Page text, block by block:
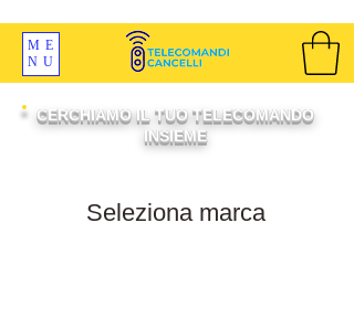
ME
NU
CERCHIAMO IL TUO TELECOMANDO
INSIEME